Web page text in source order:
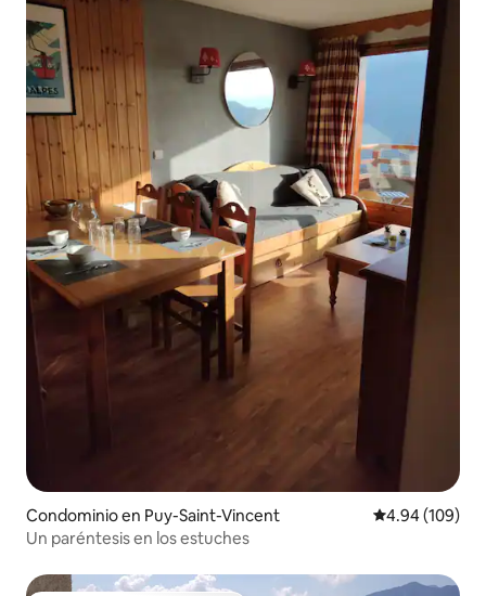
Condominio en Puy-Saint-Vincent Calificación
4.94 (109)
Un paréntesis en los estuches